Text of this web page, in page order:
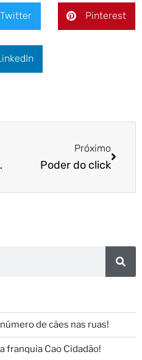
Twitter Pinterest
Próximo
Poder do click
de cães nas ruas!
franquia Cao Cidadão!